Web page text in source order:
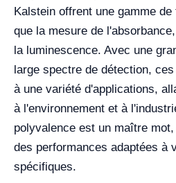
Kalstein offrent une gamme
que la mesure de
la luminescence. Avec une
large spectre de détection,
à une variété d'applications,
à l'environnement et à
polyvalence est un maître
des performances adaptées à
spécifiques.